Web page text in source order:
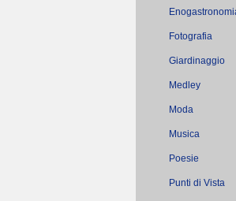
Fotografia
Giardinaggio
Medley
Moda
Musica
Poesie
Punti di Vista